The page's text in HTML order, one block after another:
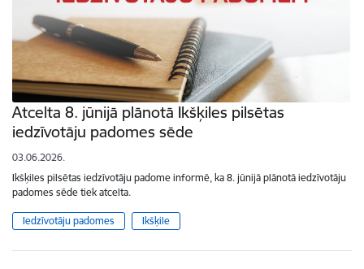
Atcelta 8. jūnijā plānotā Ikšķiles pilsētas
iedzīvotāju padomes sēde
03.06.2026.
Ikšķiles pilsētas iedzīvotāju padome informē, ka 8. jūnijā plānotā iedzīvotāju
padomes sēde tiek atcelta.
Iedzīvotāju padomes Ikšķile